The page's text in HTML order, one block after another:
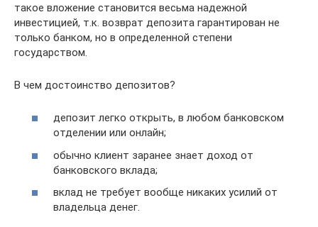
такое вложение становится весьма надежной
инвестицией, т.к. возврат депозита гарантирован не
только банком, но в определенной степени
государством.
В чем достоинство депозитов?
депозит легко открыть, в любом банковском
отделении или онлайн;
обычно клиент заранее знает доход от
банковского вклада;
вклад не требует вообще никаких усилий от
владельца денег.